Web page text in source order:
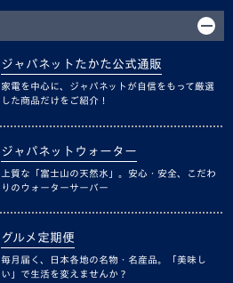
ジャパネットたかた公式通販
家電を中心に、ジャパネットが自信をもって厳選
した商品だけをご紹介！
ジャパネットウォーター
上質な「富士山の天然水」。安心・安全、こだわ
りのウォーターサーバー
グルメ定期便
毎月届く、日本各地の名物・名産品。「美味し
い」で生活を変えませんか？